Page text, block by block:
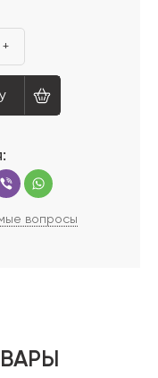
+
вопросы